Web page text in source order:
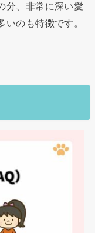
分、非常に深い愛
のも特徴です。